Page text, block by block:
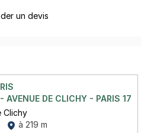
un devis
AVENUE DE CLICHY - PARIS 17
Clichy
à 219 m